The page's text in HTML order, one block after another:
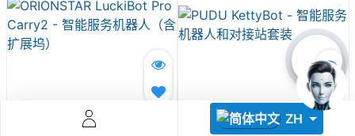
ZH
Scalabil de la 1 robot la zeci de unități